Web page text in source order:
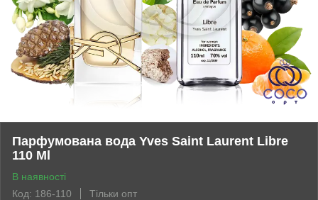
Парфумована вода Yves Saint Laurent Libre
110 Ml
В наявності
Код: 186-110
Тільки опт